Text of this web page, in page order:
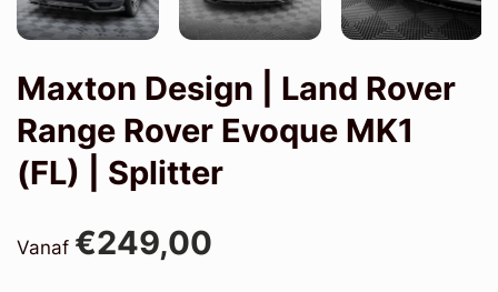
Maxton Design | Land Rover
Range Rover Evoque MK1
(FL) | Splitter
Vanaf €249,00